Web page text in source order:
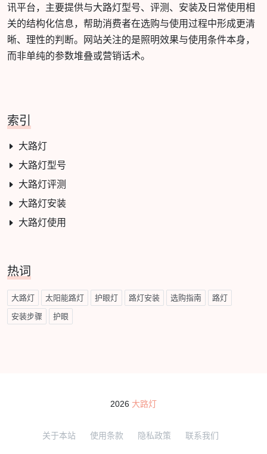
讯平台，主要提供与大路灯型号、评测、安装及日常使用相
关的结构化信息，帮助消费者在选购与使用过程中形成更清
晰、理性的判断。网站关注的是照明效果与使用条件本身，
而非单纯的参数堆叠或营销话术。
索引
大路灯
大路灯型号
大路灯评测
大路灯安装
大路灯使用
热词
大路灯 太阳能路灯 护眼灯 路灯安装 选购指南 路灯
安装步骤 护眼
2026 大路灯
关于本站 使用条款 隐私政策 联系我们